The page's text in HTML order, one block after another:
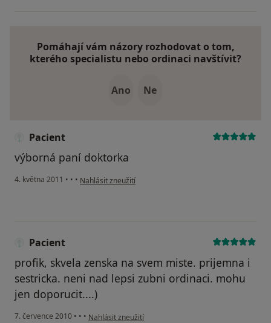
Pomáhají vám názory rozhodovat o tom,
kterého specialistu nebo ordinaci navštívit?
Ano Ne
Pacient
výborná paní doktorka
4. května 2011 • • • podle názoru uživatele Pacient
Nahlásit zneužití
Pacient
profik, skvela zenska na svem miste. prijemna i
sestricka. neni nad lepsi zubni ordinaci. mohu
jen doporucit....)
7. července 2010 • • • podle názoru uživatele Pacient
Nahlásit zneužití